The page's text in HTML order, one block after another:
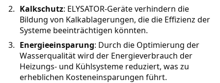
Kalkschutz: ELYSATOR-Geräte verhindern die
Bildung von Kalkablagerungen, die die Effizienz der
Systeme beeinträchtigen könnten.
Energieeinsparung: Durch die Optimierung der
Wasserqualität wird der Energieverbrauch der
Heizungs- und Kühlsysteme reduziert, was zu
erheblichen Kosteneinsparungen führt.